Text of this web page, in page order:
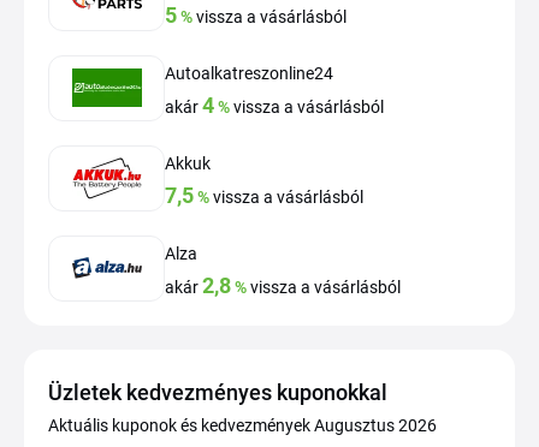
5%vissza a vásárlásból
Autoalkatreszonline24
akár4%vissza a vásárlásból
Akkuk
7,5%vissza a vásárlásból
Alza
akár2,8%vissza a vásárlásból
Üzletek kedvezményes kuponokkal
Aktuális kuponok és kedvezmények Augusztus 2026